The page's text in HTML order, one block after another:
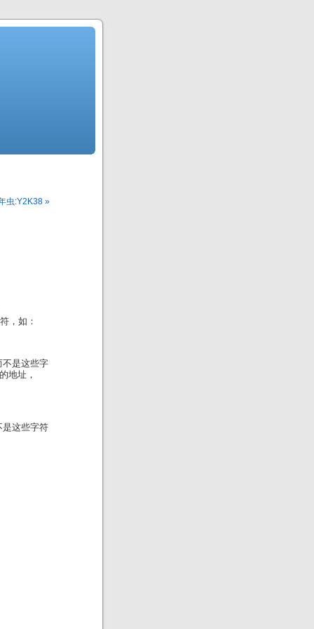
虫:Y2K38 »
，如：
不是这些字
地址，
是这些字符